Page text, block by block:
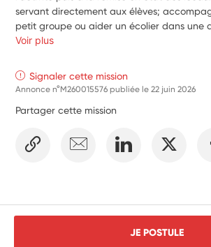
servant directement aux élèves;
petit groupe ou aider un écolier dans une
Voir plus
Signaler cette mission
Annonce n°M260015576 publiée le22 juin 2026
Partager cette mission
JE POSTULE